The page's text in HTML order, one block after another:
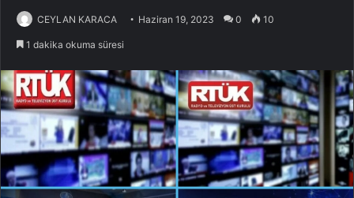
CEYLAN KARACA Haziran 19, 2023 0 10
1 dakika okuma süresi